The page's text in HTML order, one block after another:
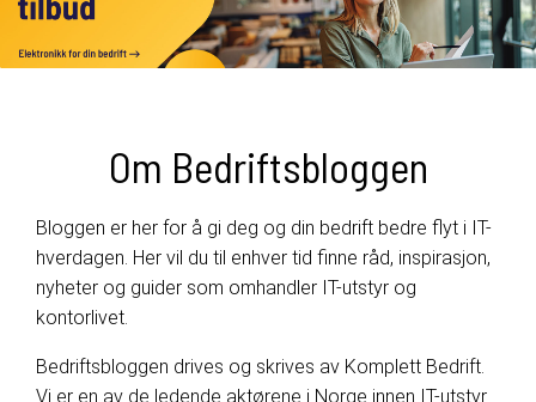
Om Bedriftsbloggen
Bloggen er her for å gi deg og din bedrift bedre flyt i IT-
hverdagen. Her vil du til enhver tid finne råd, inspirasjon,
nyheter og guider som omhandler IT-utstyr og
kontorlivet.
Bedriftsbloggen drives og skrives av Komplett Bedrift.
Vi er en av de ledende aktørene i Norge innen IT-utstyr